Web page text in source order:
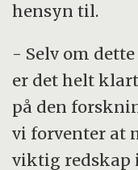
hensyn til.
- Selv om
er det helt
på den
vi forventer at
viktig redskap